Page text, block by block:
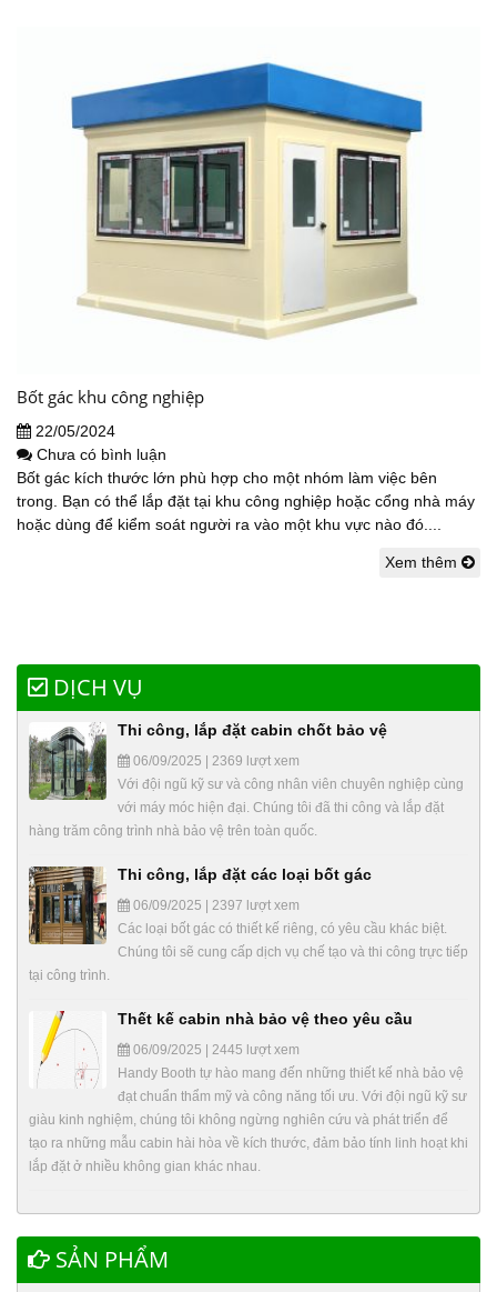
Bốt gác khu công nghiệp
22/05/2024
Chưa có bình luận
Bốt gác kích thước lớn phù hợp cho một nhóm làm việc bên
trong. Bạn có thể lắp đặt tại khu công nghiệp hoặc cổng nhà máy
hoặc dùng để kiểm soát người ra vào một khu vực nào đó....
Xem thêm
DỊCH VỤ
Thi công, lắp đặt cabin chốt bảo vệ
06/09/2025 | 2369 lượt xem
Với đội ngũ kỹ sư và công nhân viên chuyên nghiệp cùng
với máy móc hiện đại. Chúng tôi đã thi công và lắp đặt
hàng trăm công trình nhà bảo vệ trên toàn quốc.
Thi công, lắp đặt các loại bốt gác
06/09/2025 | 2397 lượt xem
Các loại bốt gác có thiết kế riêng, có yêu cầu khác biệt.
Chúng tôi sẽ cung cấp dịch vụ chế tạo và thi công trực tiếp
tại công trình.
Thết kế cabin nhà bảo vệ theo yêu cầu
06/09/2025 | 2445 lượt xem
Handy Booth tự hào mang đến những thiết kế nhà bảo vệ
đạt chuẩn thẩm mỹ và công năng tối ưu. Với đội ngũ kỹ sư
giàu kinh nghiệm, chúng tôi không ngừng nghiên cứu và phát triển để
tạo ra những mẫu cabin hài hòa về kích thước, đảm bảo tính linh hoạt khi
lắp đặt ở nhiều không gian khác nhau.
SẢN PHẨM